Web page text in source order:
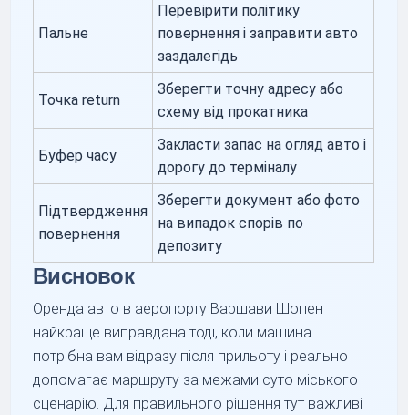
Пальне
Перевірити політику
повернення і заправити авто
заздалегідь
Точка return
Зберегти точну адресу або
схему від прокатника
Буфер часу
Закласти запас на огляд авто і
дорогу до терміналу
Підтвердження
повернення
Зберегти документ або фото
на випадок спорів по
депозиту
Висновок
Оренда авто в аеропорту Варшави Шопен
найкраще виправдана тоді, коли машина
потрібна вам відразу після прильоту і реально
допомагає маршруту за межами суто міського
сценарію. Для правильного рішення тут важливі